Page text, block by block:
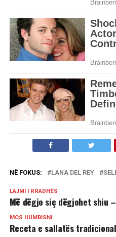
NË FOKUS: LANA DEL REY
LAJMI I RRADHËS
Më dëgjo siç dëgjohet shiu
MOS HUMBISNI
Receta e sallatës